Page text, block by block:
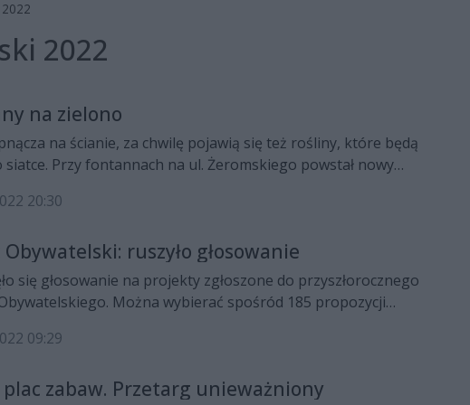
2022
na zielono
na ścianie, za chwilę pojawią się też rośliny, które będą
siatce. Przy fontannach na ul. Żeromskiego powstał nowy
w ramach Budżetu Obywatelskiego.
20:30
ruszyło głosowanie
się głosowanie na projekty zgłoszone do przyszłorocznego
Można wybierać spośród 185 propozycji
Głosowanie potrwa do 21 czerwca.
09:29
zabaw. Przetarg unieważniony